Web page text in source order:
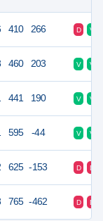
410 266 D V
460 203 V V
441 190 V V
595 -44 V V
625 -153 D D
765 -462 D D